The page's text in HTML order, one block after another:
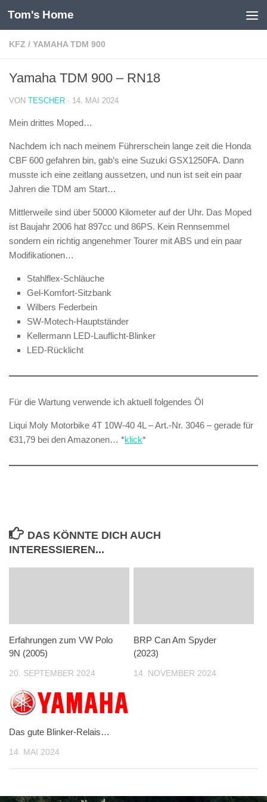
Unter dem Inhalt
Tom's Home
KFZ / YAMAHA TDM 900
Yamaha TDM 900 – RN18
VON TESCHER · 14. MAI 2024
Mein drittes Moped…
Nachdem ich nach meinem Führerschein lange zeit die Honda
CBF 600 gefahren bin, gab’s eine Suzuki GSX1250FA. Dann
musste ich eine zeitlang aussetzen, und nun ist seit ein paar
Jahren die TDM am Start…
Mittlerweile sind über 50000 Kilometer auf der Uhr. Das Moped
ist Baujahr 2006 hat 897cc und 86PS. Kein Rennsemmel
sondern ein richtig angenehmer Tourer mit ABS und ein paar
Modifikationen…
Stahlflex-Schläuche
Gel-Komfort-Sitzbank
Wilbers Federbein
SW-Motech-Hauptständer
Kellermann LED-Lauflicht-Blinker
LED-Rücklicht
Für die Wartung verwende ich aktuell folgendes Öl
Liqui Moly Motorbike 4T 10W-40 4L – Art.-Nr. 3046 – gerade für
€31,79 bei den Amazonen… *klick*
DAS KÖNNTE DICH AUCH
INTERESSIEREN...
Erfahrungen zum VW Polo
9N (2005)
20. SEPTEMBER 2024
BRP Can Am Spyder
(2023)
14. NOVEMBER 2024
Das gute Blinker-Relais…
14. MAI 2024